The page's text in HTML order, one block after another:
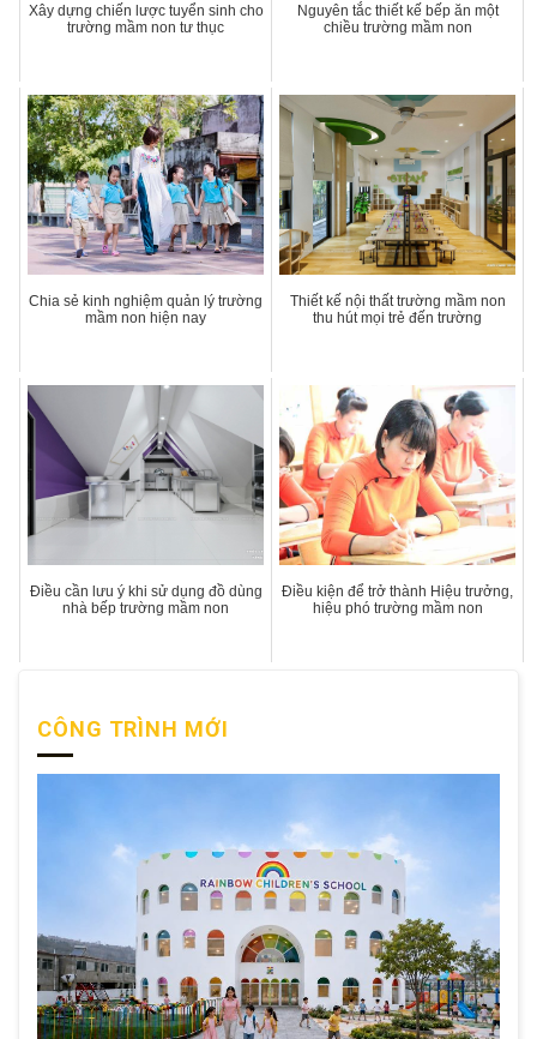
Xây dựng chiến lược tuyển sinh cho
trường mầm non tư thục
Nguyên tắc thiết kế bếp ăn một
chiều trường mầm non
Chia sẻ kinh nghiệm quản lý trường
mầm non hiện nay
Thiết kế nội thất trường mầm non
thu hút mọi trẻ đến trường
Điều cần lưu ý khi sử dụng đồ dùng
nhà bếp trường mầm non
Điều kiện để trở thành Hiệu trưởng,
hiệu phó trường mầm non
CÔNG TRÌNH MỚI